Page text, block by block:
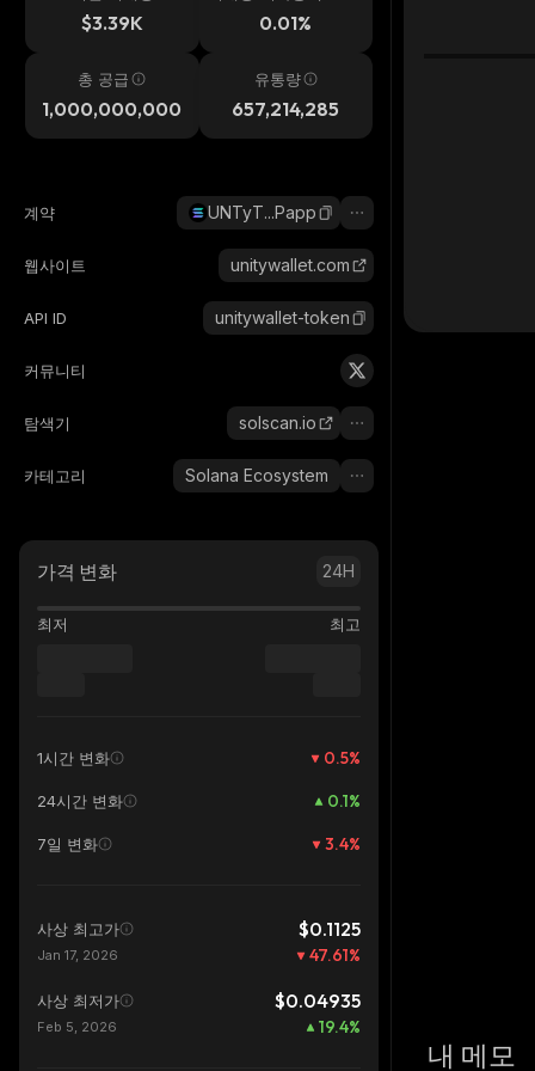
$3.39K 0.01%
총 공급
1,000,000,000
유통량
657,214,285
계약 UNTyT...Papp
웹사이트 unitywallet.com
API ID unitywallet-token
커뮤니티
탐색기 solscan.io
카테고리 Solana Ecosystem
가격 변화 24H
최저 최고
1시간 변화 0.5%
24시간 변화 0.1%
7일 변화 3.4%
사상 최고가 $0.1125
Jan 17, 2026 47.61%
사상 최저가 $0.04935
Feb 5, 2026 19.4%
내 메모